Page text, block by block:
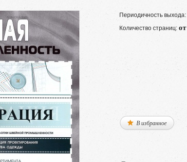
Периодичность выхода:
Количество страниц:
В избранное